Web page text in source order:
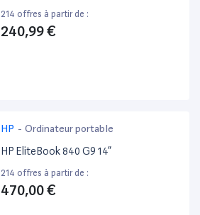
214 offres à partir de :
240,99 €
HP - Ordinateur portable
HP EliteBook 840 G9 14”
214 offres à partir de :
470,00 €